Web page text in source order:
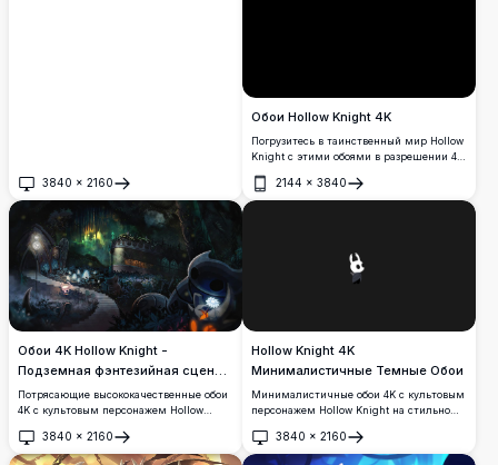
3840 × 2160
Открыть
Обои Hollow Knight 4K
Погрузитесь в таинственный мир Hollow
Knight с этими обоями в разрешении 4K.
Изображая знакового персонажа в
темной, атмосферной обстановке, эти
обои передают завораживающую красоту
добавить элемент Hallownest на свои
2144 × 3840
Открыть
Обои 4K Hollow Knight -
Подземная фэнтезийная сцена
Зеленого пути
Потрясающие высококачественные обои
4K с культовым персонажем Hollow
царстве. Атмосферная сцена
демонстрирует древнюю каменную
3840 × 2160
Открыть
Hollow Knight 4K
Минималистичные Темные Обои
Минималистичные обои 4K с культовым
персонажем Hollow Knight на стильном
графика идеально подходит для фанатов
любимой инди-игры, предлагая чистую
3840 × 2160
Открыть